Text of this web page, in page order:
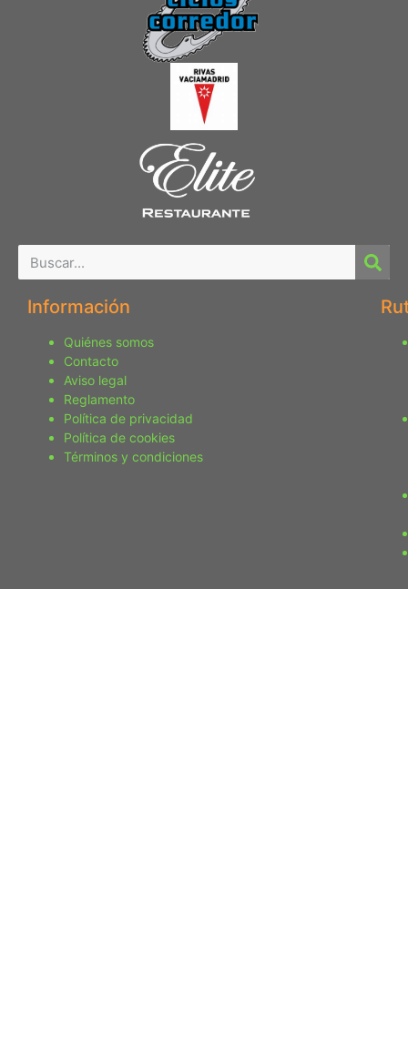
Información
Quiénes somos
Contacto
Aviso legal
Reglamento
Política de privacidad
Política de cookies
Términos y condiciones